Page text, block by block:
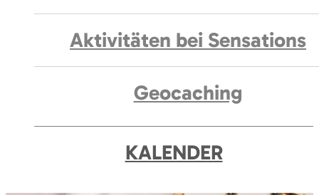
Aktivitäten bei Sensations
Geocaching
KALENDER